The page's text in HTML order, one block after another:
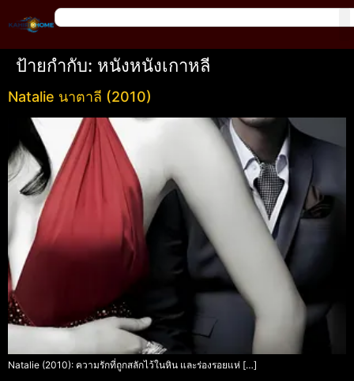
ป้ายกำกับ: หนังหนังเกาหลี
Natalie นาตาลี (2010)
Natalie (2010): ความรักที่ถูกสลักไว้ในหิน และร่องรอยแห่ […]